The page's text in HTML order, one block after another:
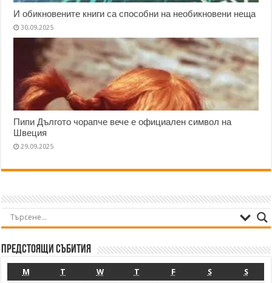
И обикновените книги са способни на необикновени неща
30.09.2025
Пипи Дългото чорапче вече е официален символ на
Швеция
29.09.2025
Предстоящи събития
M T W T F S S